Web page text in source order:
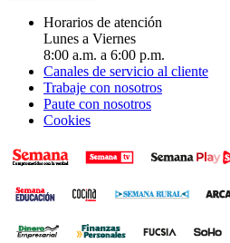
Horarios de atención
Lunes a Viernes
8:00 a.m. a 6:00 p.m.
Canales de servicio al cliente
Trabaje con nosotros
Paute con nosotros
Cookies